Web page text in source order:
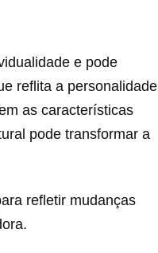
e pode
reflita a personalidade
as características
pode transformar a
refletir mudanças